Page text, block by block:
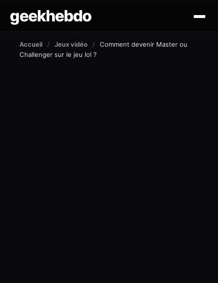
geekhebdo
actus
Accueil / Jeux vidéo /
Comment devenir Master ou
Challenger sur le jeu lol ?